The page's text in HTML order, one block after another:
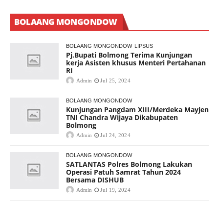
BOLAANG MONGONDOW
BOLAANG MONGONDOW LIPSUS
Pj.Bupati Bolmong Terima Kunjungan
kerja Asisten khusus Menteri Pertahanan
RI
Admin Jul 25, 2024
BOLAANG MONGONDOW
Kunjungan Pangdam XIII/Merdeka Mayjen
TNI Chandra Wijaya Dikabupaten
Bolmong
Admin Jul 24, 2024
BOLAANG MONGONDOW
SATLANTAS Polres Bolmong Lakukan
Operasi Patuh Samrat Tahun 2024
Bersama DISHUB
Admin Jul 19, 2024